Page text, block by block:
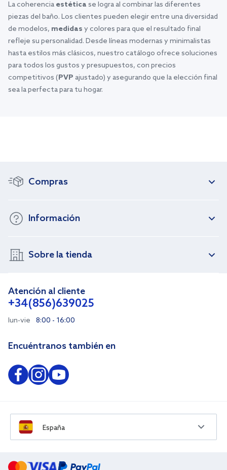
La coherencia estética se logra al combinar las diferentes
piezas del baño. Los clientes pueden elegir entre una diversidad
de modelos, medidas y colores para que el resultado final
refleje su personalidad. Desde líneas modernas y minimalistas
hasta estilos más clásicos, nuestro catálogo ofrece soluciones
para todos los gustos y presupuestos, con precios
competitivos (PVP ajustado) y asegurando que la elección final
sea la perfecta para tu hogar.
Compras
Información
Sobre la tienda
Atención al cliente
+34(856)639025
lun-vie 8:00 - 16:00
Encuéntranos también en
España